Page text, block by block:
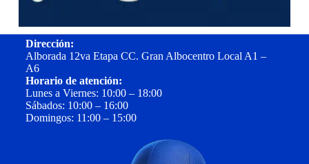
Dirección:
Alborada 12va Etapa CC. Gran Albocentro Local A1 –
A6
Horario de atención:
Lunes a Viernes: 10:00 – 18:00
Sábados: 10:00 – 16:00
Domingos: 11:00 – 15:00